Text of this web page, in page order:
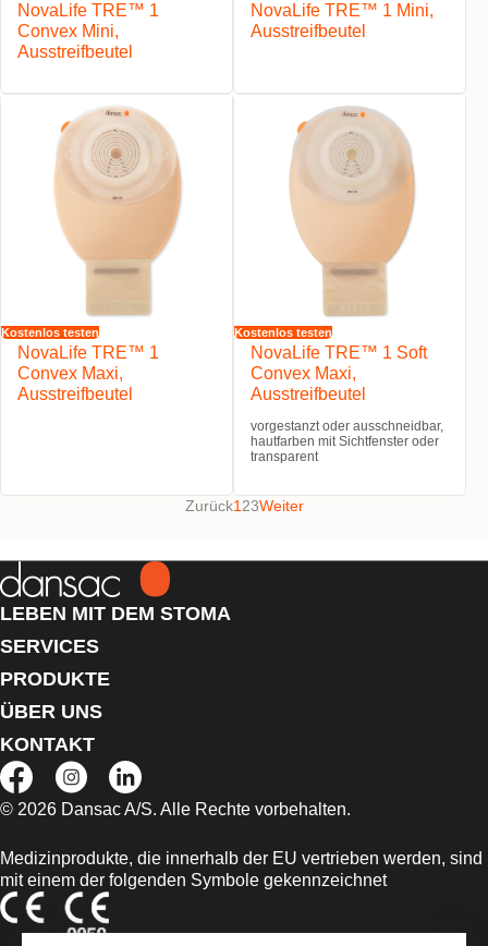
NovaLife TRE™ 1
Convex Mini,
Ausstreifbeutel
NovaLife TRE™ 1 Mini,
Ausstreifbeutel
Kostenlos testen
NovaLife TRE™ 1
Convex Maxi,
Ausstreifbeutel
Kostenlos testen
NovaLife TRE™ 1 Soft
Convex Maxi,
Ausstreifbeutel
vorgestanzt oder ausschneidbar,
hautfarben mit Sichtfenster oder
transparent
Zurück1 23Weiter
LEBEN MIT DEM STOMA
SERVICES
PRODUKTE
ÜBER UNS
KONTAKT
© 2026 Dansac A/S. Alle Rechte vorbehalten.
Medizinprodukte, die innerhalb der EU vertrieben werden, sind
mit einem der folgenden Symbole gekennzeichnet